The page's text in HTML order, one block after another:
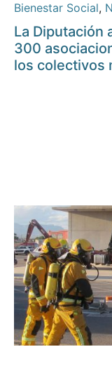
Bienestar Social,
La Diputación
300
los colectivos